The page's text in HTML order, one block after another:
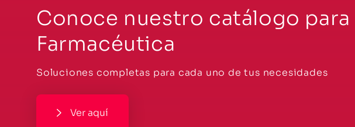
¿Ya realizaste el mantenimiento
de tus equipos?
Contacta a los expertos y evita detener tu línea de producción
Agendar solicitud